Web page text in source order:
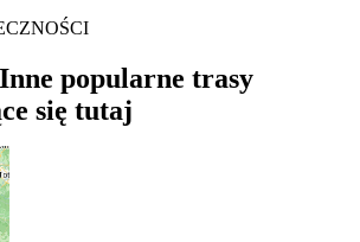
popularne trasy
się tutaj